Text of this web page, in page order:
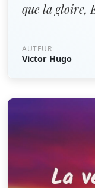
que la gloire,
AUTEUR
Victor Hugo